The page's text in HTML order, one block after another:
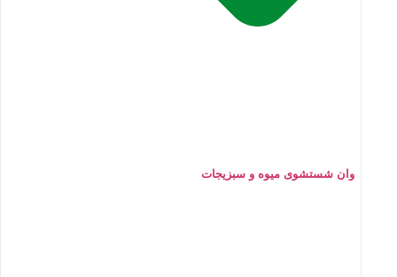
وان شستشوی میوه و سبزیجات